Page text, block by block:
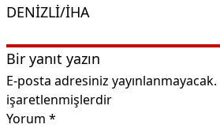
DENİZLİ/İHA
Bir yanıt yazın
E-posta adresiniz yayınlanmayacak.
işaretlenmişlerdir
Yorum *